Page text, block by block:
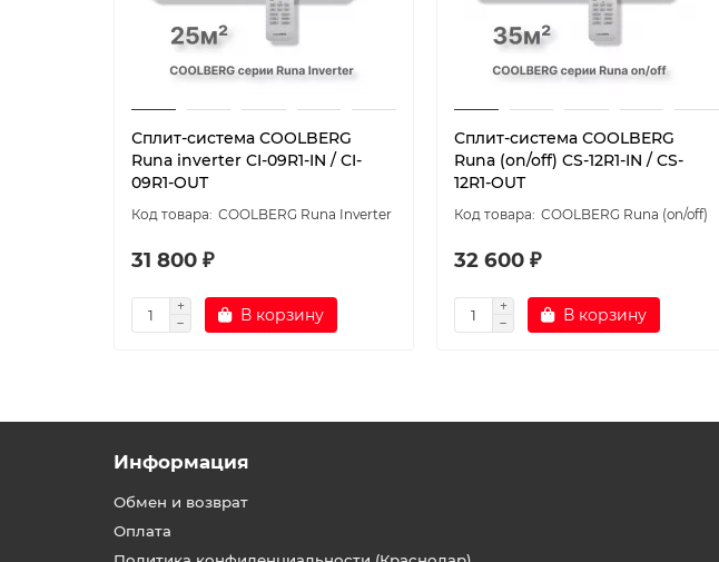
Сплит-система СOOLBERG
Runa inverter CI-09R1-IN / CI-
09R1-OUT
СOOLBERG Runa Inverter
31 800 ₽
В корзину
Сплит-система СOOLBERG
Runa (on/off) CS-12R1-IN / CS-
12R1-OUT
СOOLBERG Runa (on/off)
32 600 ₽
В корзину
Информация
Обмен и возврат
Оплата